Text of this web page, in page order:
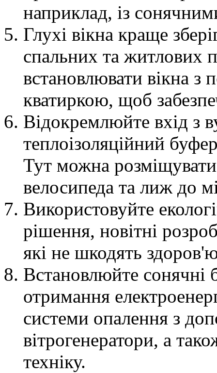
наприклад, із
Глухі вікна краще
спальних та житлових
встановлювати вікна з
кватиркою, щоб
Відокремлюйте вхід з
теплоізоляційний
Тут можна
велосипеда та лиж до
Використовуйте
рішення, новітні
які не шкодять
Встановлюйте сонячні
отримання
системи опалення з
вітрогенератори, а
техніку.